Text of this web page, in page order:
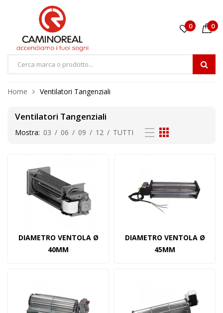
0 0
Home Ventilatori Tangenziali
DIAMETRO VENTOLA Ø
40MM
DIAMETRO VENTOLA Ø
45MM
Ventilatori Tangenziali
Mostra: 03 / 06 / 09 / 12 / TUTTI